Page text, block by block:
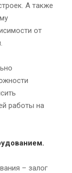
А также
от
работы на
– залог